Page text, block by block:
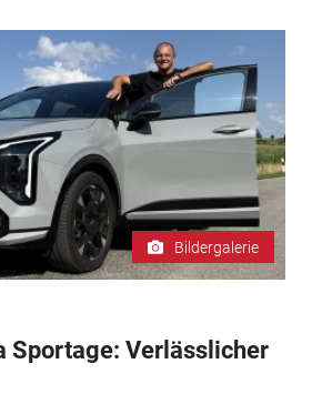
Bildergalerie
Sportage: Verlässlicher